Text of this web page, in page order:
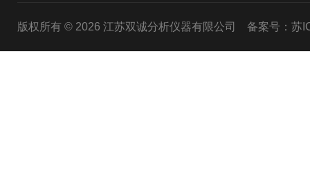
版权所有 © 2026 江苏双诚分析仪器有限公司 备案号：苏